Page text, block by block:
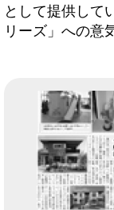
として提供して
リーズ」への意